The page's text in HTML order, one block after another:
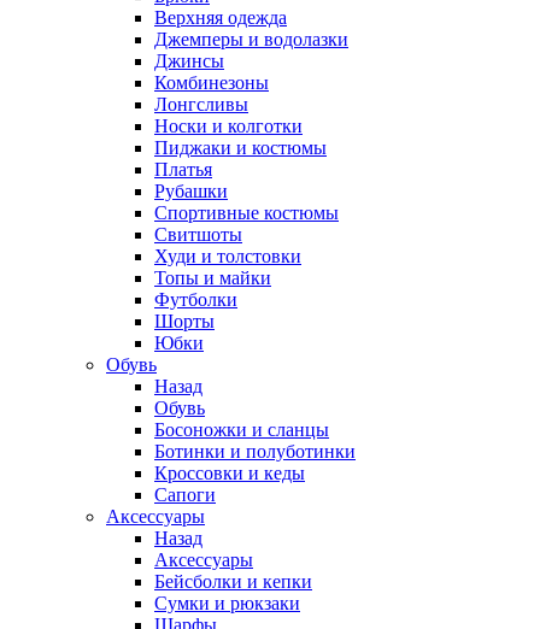
Верхняя одежда
Джемперы и водолазки
Джинсы
Комбинезоны
Лонгсливы
Носки и колготки
Пиджаки и костюмы
Платья
Рубашки
Спортивные костюмы
Свитшоты
Худи и толстовки
Топы и майки
Футболки
Шорты
Юбки
Обувь
Назад
Обувь
Босоножки и сланцы
Ботинки и полуботинки
Кроссовки и кеды
Сапоги
Аксессуары
Назад
Аксессуары
Бейсболки и кепки
Сумки и рюкзаки
Шарфы